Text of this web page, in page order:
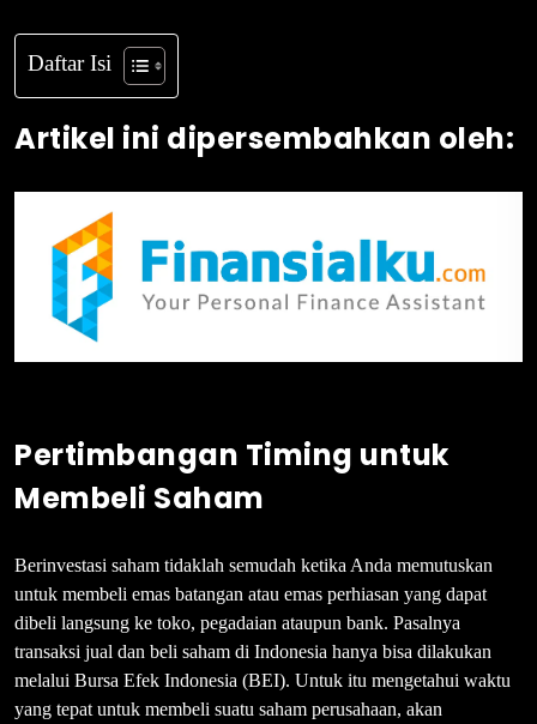
Daftar Isi
Artikel ini dipersembahkan oleh:
Pertimbangan Timing untuk
Membeli Saham
Berinvestasi saham tidaklah semudah ketika Anda memutuskan
untuk membeli emas batangan atau emas perhiasan yang dapat
dibeli langsung ke toko, pegadaian ataupun bank. Pasalnya
transaksi jual dan beli saham di Indonesia hanya bisa dilakukan
melalui Bursa Efek Indonesia (BEI). Untuk itu mengetahui waktu
yang tepat untuk membeli suatu saham perusahaan, akan